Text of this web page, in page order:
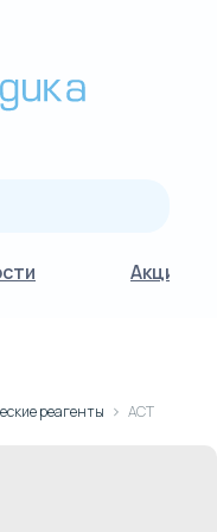
Акции
реагенты АСТ